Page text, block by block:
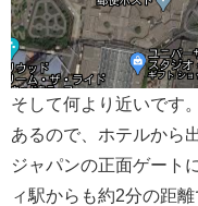
そして何より近いです
あるので、ホテルから
ジャパンの正面ゲート
ィ駅からも約2分の距離